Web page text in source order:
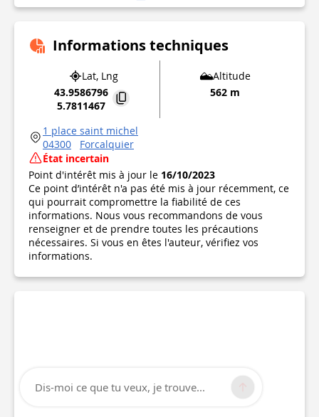
Informations techniques
Lat, Lng
43.9586796
5.7811467
Altitude
562 m
1 place saint michel
04300
Forcalquier
État incertain
Point d'intérêt mis à jour le 16/10/2023
Ce point d’intérêt n'a pas été mis à jour récemment, ce
qui pourrait compromettre la fiabilité de ces
informations. Nous vous recommandons de vous
renseigner et de prendre toutes les précautions
nécessaires. Si vous en êtes l'auteur, vérifiez vos
informations.
Dis-moi ce que tu veux, je trouve...